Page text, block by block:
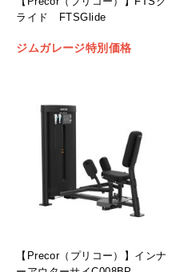
ライド FTSGlide
ジムガレージ特別価格
【Precor（プリコー）】インナ